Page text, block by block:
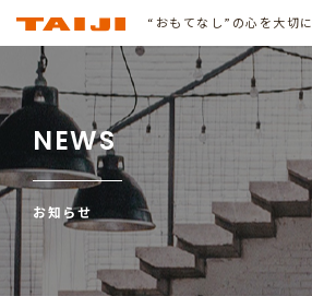
“おもてなし”の心を大切に
NEWS
お知らせ